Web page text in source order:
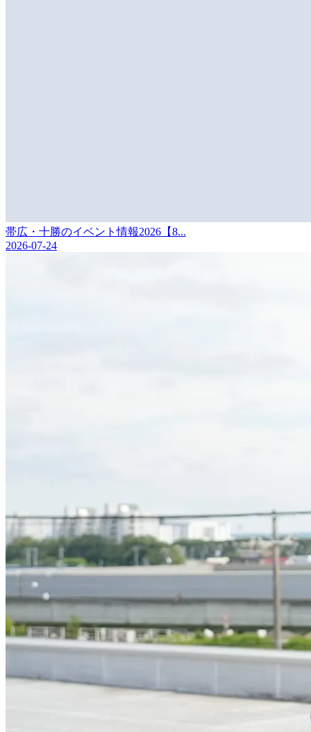
帯広・十勝のイベント情報2026【8...
2026-07-24